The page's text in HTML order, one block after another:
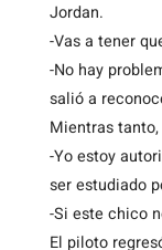
Jordan.
-Vas a tener
-No hay
salió a
Mientras
-Yo estoy
ser estudiado
-Si este chico
El piloto